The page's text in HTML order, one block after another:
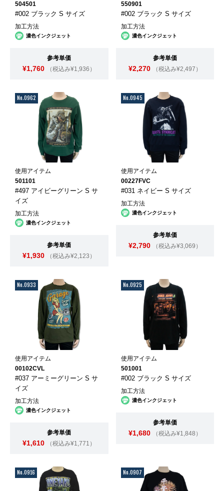
504501
#002 ブラック S サイズ
加工方法
濃色インクジェット
参考単価
¥1,760 （税込み¥1,936）
550901
#002 ブラック S サイズ
加工方法
濃色インクジェット
参考単価
¥2,270 （税込み¥2,497）
No.0962
使用アイテム
501101
#497 アイビーグリーン S サ
イズ
加工方法
濃色インクジェット
参考単価
¥1,930 （税込み¥2,123）
No.0945
使用アイテム
00227FVC
#031 ネイビー S サイズ
加工方法
濃色インクジェット
参考単価
¥2,790 （税込み¥3,069）
No.0933
使用アイテム
00102CVL
#037 アーミーグリーン S サ
イズ
加工方法
濃色インクジェット
参考単価
¥1,610 （税込み¥1,771）
No.0925
使用アイテム
501001
#002 ブラック S サイズ
加工方法
濃色インクジェット
参考単価
¥1,680 （税込み¥1,848）
No.0916 No.0907